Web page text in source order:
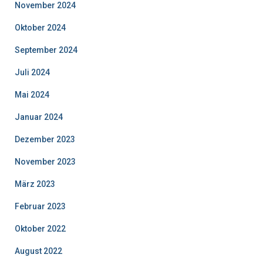
November 2024
Oktober 2024
September 2024
Juli 2024
Mai 2024
Januar 2024
Dezember 2023
November 2023
März 2023
Februar 2023
Oktober 2022
August 2022